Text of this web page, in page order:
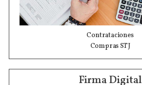
Contrataciones
Compras STJ
Firma Digital